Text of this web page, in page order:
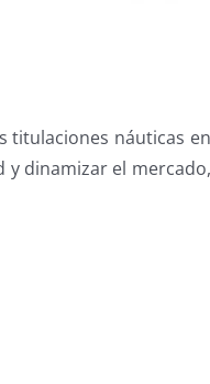
titulaciones náuticas en
y dinamizar el mercado,